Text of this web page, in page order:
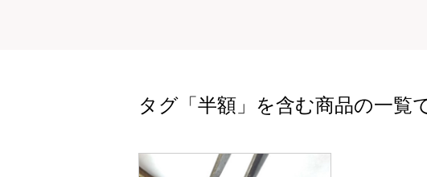
タグ「半額」を含む商品の一覧